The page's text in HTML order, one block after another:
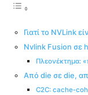
Γιατί το NVLink
Nvlink Fusion σε
Πλεονέκτημα:
Από die σε die,
C2C: